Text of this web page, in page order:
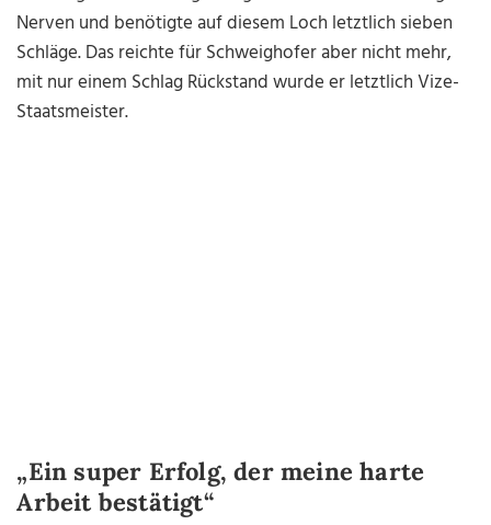
Nerven und benötigte auf diesem Loch letztlich sieben
Schläge. Das reichte für Schweighofer aber nicht mehr,
mit nur einem Schlag Rückstand wurde er letztlich Vize-
Staatsmeister.
„Ein super Erfolg, der meine harte
Arbeit bestätigt“